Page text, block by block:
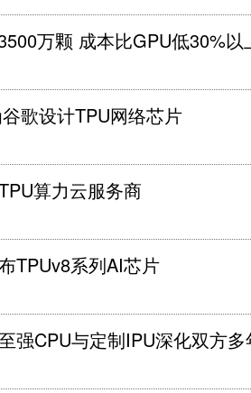
万颗 成本比GPU低30%以
歌设计TPU网络芯片
算力云服务商
TPUv8系列AI芯片
强CPU与定制IPU深化双方